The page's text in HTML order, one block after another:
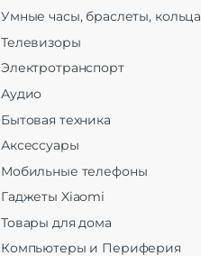
Умные часы, браслеты, кольца
Телевизоры
Электротранспорт
Аудио
Бытовая техника
Аксессуары
Мобильные телефоны
Гаджеты Xiaomi
Товары для дома
Компьютеры и Периферия